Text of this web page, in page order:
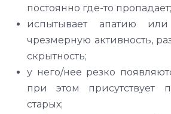
постоянно где-то пропадает;
испытывает апатию или
чрезмерную активность,
скрытность;
у него/нее резко
при этом присутствует
старых;